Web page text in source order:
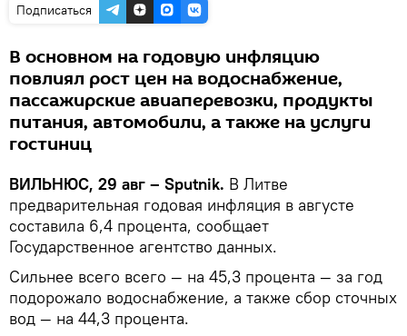
Подписаться
В основном на годовую инфляцию
повлиял рост цен на водоснабжение,
пассажирские авиаперевозки, продукты
питания, автомобили, а также на услуги
гостиниц
ВИЛЬНЮС, 29 авг – Sputnik. В Литве
предварительная годовая инфляция в августе
составила 6,4 процента, сообщает
Государственное агентство данных.
Сильнее всего всего — на 45,3 процента — за год
подорожало водоснабжение, а также сбор сточных
вод — на 44,3 процента.